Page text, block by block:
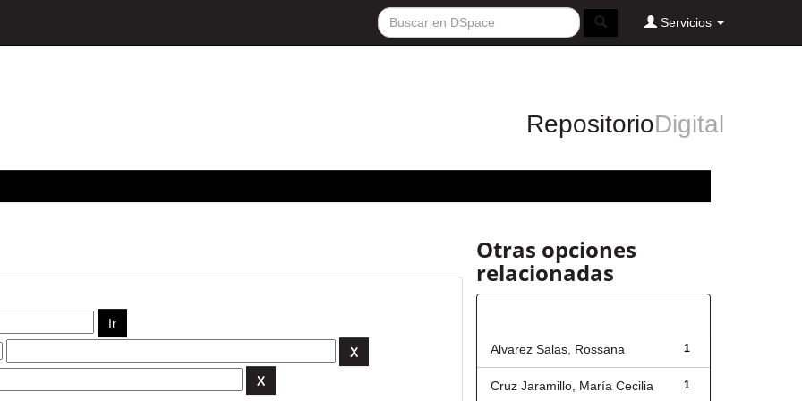
Servicios
RepositorioDigital
Otras opciones
relacionadas
1
Alvarez Salas, Rossana
1
Cruz Jaramillo, María Cecilia